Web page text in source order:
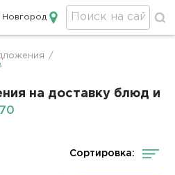
в Нижнем Новгороде
/
на доставку блюд и
Сортировка: